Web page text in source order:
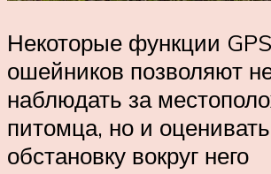
Некоторые функции
ошейников позволяют
наблюдать за
питомца, но и оценивать
обстановку вокруг него